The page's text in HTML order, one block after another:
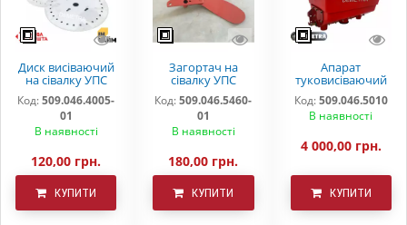
Диск висіваючий
на сівалку УПС
509.046.4005-01
(40х3,0)
Код:509.046.4005-
01
В наявності
120,00 грн.
КУПИТИ
Загортач на
сівалку УПС
(СПМ)
509.046.5460-01
Код: 509.046.5460-
01
В наявності
180,00 грн.
КУПИТИ
Апарат
туковисіваючий
509.046.5010
Код:509.046.5010
В наявності
4 000,00 грн.
КУПИТИ